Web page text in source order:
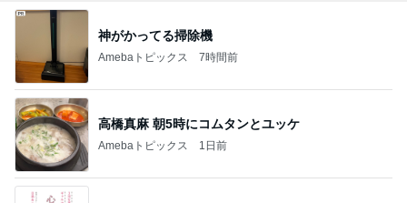
神がかってる掃除機
Amebaトピックス 7時間前
高橋真麻 朝5時にコムタンとユッケ
Amebaトピックス 1日前